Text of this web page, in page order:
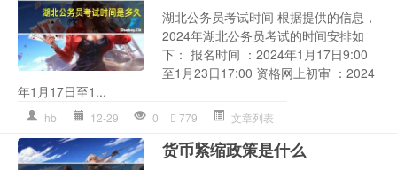
湖北公务员考试时间 根据提供的信息，
2024年湖北公务员考试的时间安排如
下： 报名时间 ：2024年1月17日9:00
至1月23日17:00 资格网上初审 ：2024
年1月17日至1...
hb 12-29 0 779 文章列表
货币紧缩政策是什么